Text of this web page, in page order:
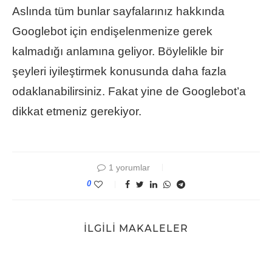
Aslında tüm bunlar sayfalarınız hakkında
Googlebot için endişelenmenize gerek
kalmadığı anlamına geliyor. Böylelikle bir
şeyleri iyileştirmek konusunda daha fazla
odaklanabilirsiniz. Fakat yine de Googlebot’a
dikkat etmeniz gerekiyor.
1 yorumlar
0
İLGILI MAKALELER